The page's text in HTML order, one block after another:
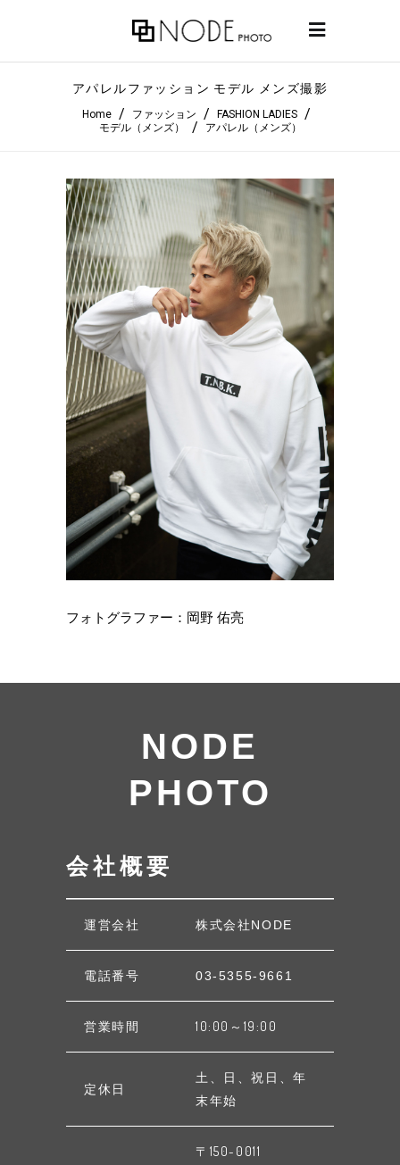
アパレルファッション モデル メンズ撮影
Home / ファッション / FASHION LADIES /
モデル（メンズ） / アパレル（メンズ）
フォトグラファー：岡野 佑亮
NODE
PHOTO
会社概要
運営会社 株式会社NODE
電話番号 03-5355-9661
営業時間 10:00～19:00
定休日
土、日、祝日、年
末年始
〒150-0011